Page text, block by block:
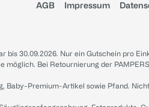
AGB Impressum
bis 30.09.2026. Nur ein Gutschein pro
möglich. Bei Retournierung der
Baby-Premium-Artikel sowie Pfand.